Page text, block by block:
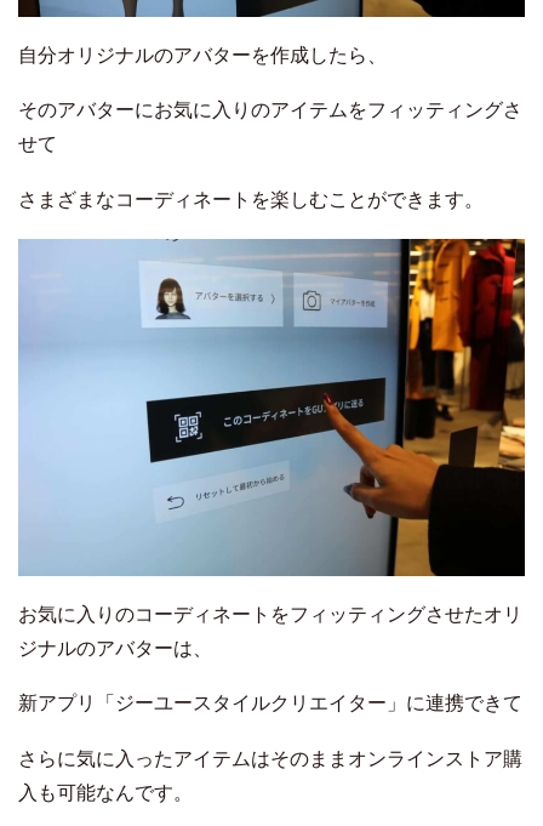
自分オリジナルのアバターを作成したら、
そのアバターにお気に入りのアイテムをフィッティングさ
せて
さまざまなコーディネートを楽しむことができます。
お気に入りのコーディネートをフィッティングさせたオリ
ジナルのアバターは、
新アプリ「ジーユースタイルクリエイター」に連携できて
さらに気に入ったアイテムはそのままオンラインストア購
入も可能なんです。